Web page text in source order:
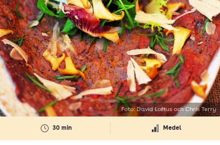
30 min Medel
Foto: David Loftus och Chris Terry